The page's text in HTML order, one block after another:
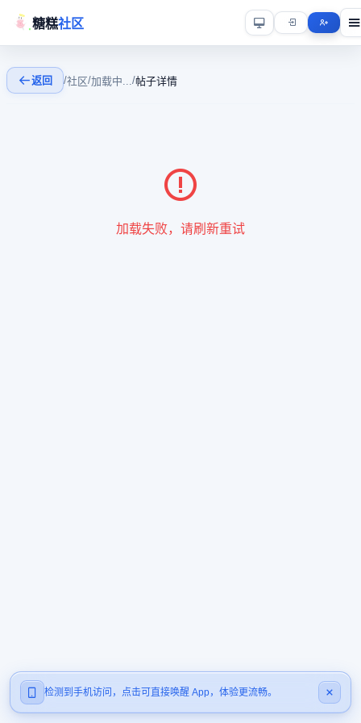
糖糕社区
检测到手机访问，点击可直接唤醒 App，体验更流畅。
返回 /社区/加载中.../帖子详情
加载失败，请刷新重试